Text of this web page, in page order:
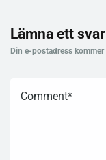
Lämna ett svar
Din e-postadress